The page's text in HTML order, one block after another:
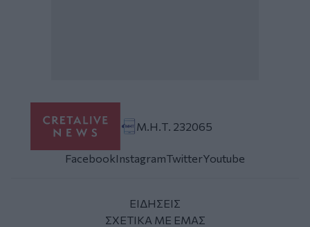
Μ.Η.Τ. 232065
FacebookInstagramTwitterYoutube
ΕΙΔΗΣΕΙΣ
ΣΧΕΤΙΚΑ ΜΕ ΕΜΑΣ